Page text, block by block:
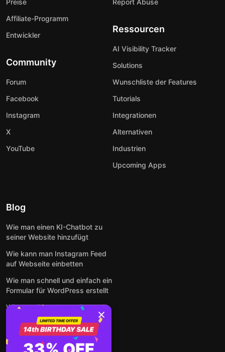
Affiliate-Programm
Entwickler
Community
Forum
Facebook
Instagram
X
YouTube
Ressourcen
AI Visibility Tracker
Solutions
Wunschliste der Features
Tutorials
Integrationen
Alternativen
Industrien
Upcoming Apps
Blog
Wie man einen KI-Chatbot zu
seiner Website hinzufügt
Wie kann man Instagram Feed
auf Webseite einbetten
Wie man schnell und einfach ein
Formular für WordPress erstellt
Wie man Formulare online und
kostenlos auf jeder Website
einbettet
So betten Sie Google-